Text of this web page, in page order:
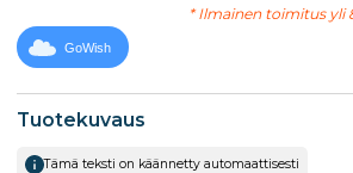
Tuotekuvaus
Tämä teksti on käännetty automaattisesti
* Ilmainen toimitus yli
GoWish